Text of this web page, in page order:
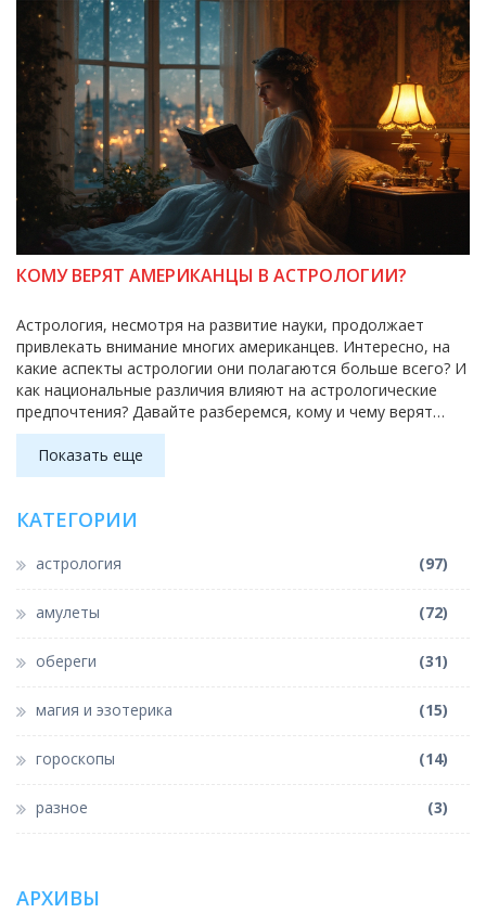
КОМУ ВЕРЯТ АМЕРИКАНЦЫ В АСТРОЛОГИИ?
Астрология, несмотря на развитие науки, продолжает
привлекать внимание многих американцев. Интересно, на
какие аспекты астрологии они полагаются больше всего? И
как национальные различия влияют на астрологические
предпочтения? Давайте разберемся, кому и чему верят
американцы в мире гороскопов. Мы изучим, почему
астрология никогда не выходит из моды и какие советы она
предлагает людям.
Показать еще
КАТЕГОРИИ
астрология (97)
амулеты (72)
обереги (31)
магия и эзотерика (15)
гороскопы (14)
разное (3)
АРХИВЫ